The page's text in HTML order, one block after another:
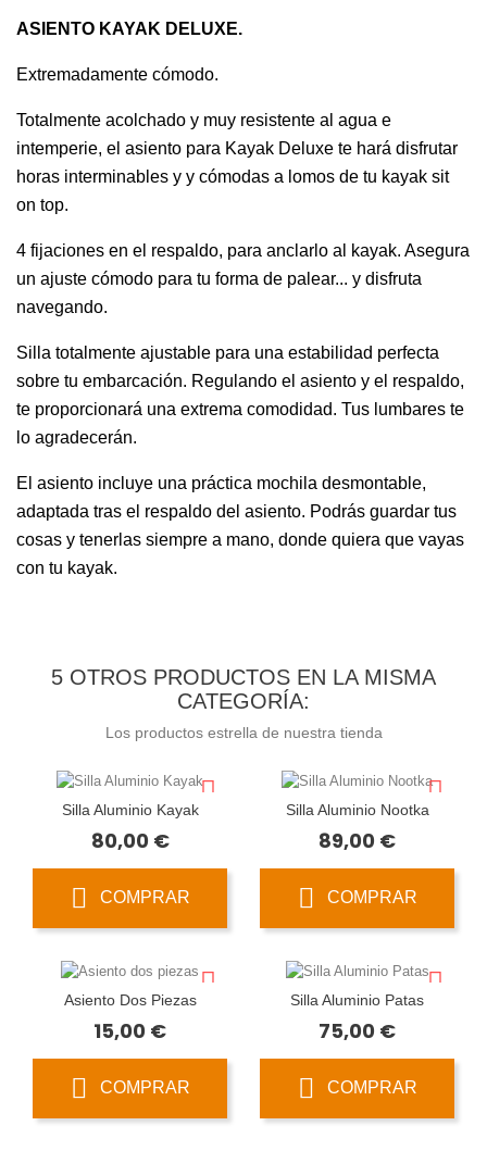
ASIENTO KAYAK DELUXE.
Extremadamente cómodo.
Totalmente acolchado y muy resistente al agua e
intemperie, el asiento para Kayak Deluxe te hará disfrutar
horas interminables y y cómodas a lomos de tu kayak sit
on top.
4 fijaciones en el respaldo, para anclarlo al kayak. Asegura
un ajuste cómodo para tu forma de palear... y disfruta
navegando.
Silla totalmente ajustable para una estabilidad perfecta
sobre tu embarcación. Regulando el asiento y el respaldo,
te proporcionará una extrema comodidad. Tus lumbares te
lo agradecerán.
El asiento incluye una práctica mochila desmontable,
adaptada tras el respaldo del asiento. Podrás guardar tus
cosas y tenerlas siempre a mano, donde quiera que vayas
con tu kayak.
5 OTROS PRODUCTOS EN LA MISMA
CATEGORÍA:
Los productos estrella de nuestra tienda
Silla Aluminio Kayak
80,00 €Precio
COMPRAR
Silla Aluminio Nootka
89,00 €Precio
COMPRAR
Asiento Dos Piezas
15,00 €Precio
COMPRAR
Silla Aluminio Patas
75,00 €Precio
COMPRAR